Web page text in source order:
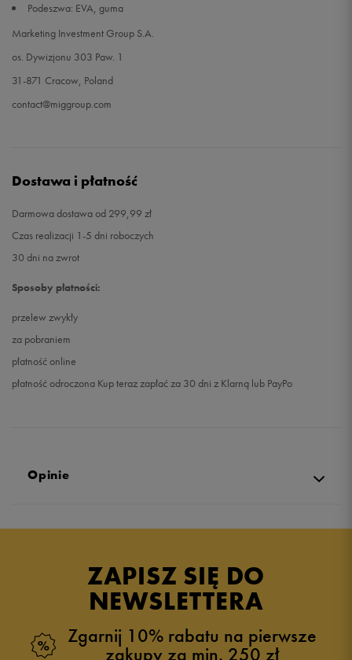
46 30 cm
47,5 31 cm
Podeszwa: EVA, guma
Marketing Investment Group S.A.
os. Dywizjonu 303 Paw. 1
31-871 Cracow, Poland
contact@miggroup.com
Dostawa i płatność
Darmowa dostawa od 299,99 zł
Czas realizacji 1-5 dni roboczych
30 dni na zwrot
Sposoby płatności:
przelew zwykły
za pobraniem
płatność online
płatność odroczona Kup teraz zapłać za 30 dni z Klarną lub PayPo
Opinie
ZAPISZ SIĘ DO
NEWSLETTERA
Zgarnij 10% rabatu na pierwsze
zakupy za min. 250 zł